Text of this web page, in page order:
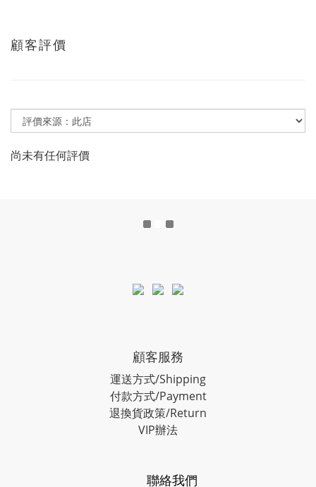
顧客評價
尚未有任何評價
顧客服務
運送方式/Shipping
付款方式/Payment
退換貨政策/Return
VIP辦法
聯絡我們